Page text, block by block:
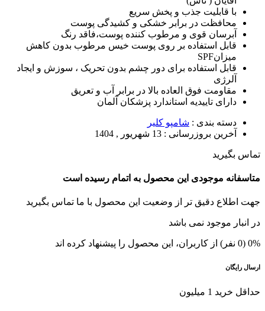
با قابلیت جذب و پخش سریع
محافظت در برابر خشکی و کشیدگی پوست
آبرسان قوی و مرطوب کننده پوست،فاقد رنگ
قابل استفاده بر روی پوست خیس مرطوب بدون کاهش
میزانSPF
قابل استفاده برای دور چشم بدون تحریک ، سوزش و ایجاد
آلرژی
مقاومت فوق العاده بالا در برابر آب و تعریق
دارای تاییدیه استاندارد پزشکان آلمان
دسته بندی : شامپو کلیر
آخرین بروزرسانی : 13 شهریور , 1404
تماس بگیرید
متاسفانه موجودی این محصول به اتمام رسیده است
جهت اطلاع دقیق تر از وضعیت این محصول با ما تماس بگیرید
در انبار موجود نمی باشد
0% (0 نفر) از کاربران، این محصول را پیشنهاد کرده اند
ارسال رایگان
حداقل خرید 1 میلیون